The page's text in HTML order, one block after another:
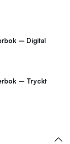
– Digital
– Tryckt